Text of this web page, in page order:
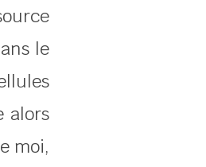
le
alors
moi,